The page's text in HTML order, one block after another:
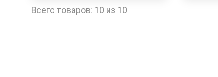
Быстрый заказ
Всего товаров: 10 из 10